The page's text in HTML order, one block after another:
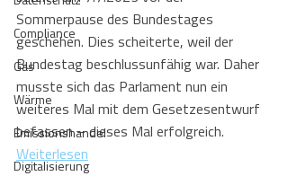
Compliance
Gas
Wärme
Emissionshandel
Digitalisierung
Sommerpause des Bundestages
geschehen. Dies scheiterte, weil der
Bundestag beschlussunfähig war. Daher
musste sich das Parlament nun ein
weiteres Mal mit dem Gesetzesentwurf
befassen – dieses Mal erfolgreich.
Weiterlesen